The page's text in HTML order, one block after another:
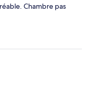
Chambre pas